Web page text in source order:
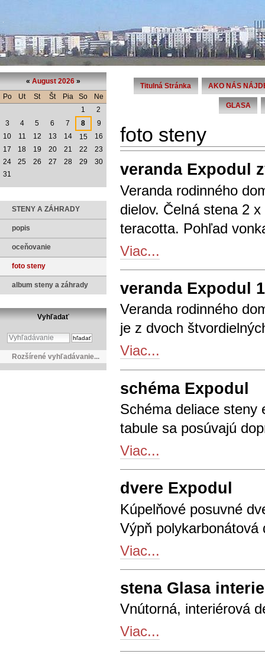
Titulná Stránka AKO NÁS
GLASA
foto steny
veranda Expodul
Veranda rodinného
dielov. Čelná stena 2
teracotta. Pohľad
Viac...
veranda Expodul
Veranda rodinného
je z dvoch
Viac...
schéma Expodul
Schéma deliace steny
tabule sa posúvajú
Viac...
dvere Expodul
Kúpelňové posuvné
Výpň polykarbonátová
Viac...
stena Glasa
Vnútorná, interiérová
Viac...
«August 2026»
Po Ut St Št Pia So
Ne
1
2
3
4 5 6 7 8
9
10
11 12 13 14 15
16
17
18 19 20 21 22
23
24
25 26 27 28 29
30
31
STENY A ZÁHRADY
popis
oceňovanie
foto steny
album steny a záhrady
Vyhľadať
Rozšírené vyhľadávanie...